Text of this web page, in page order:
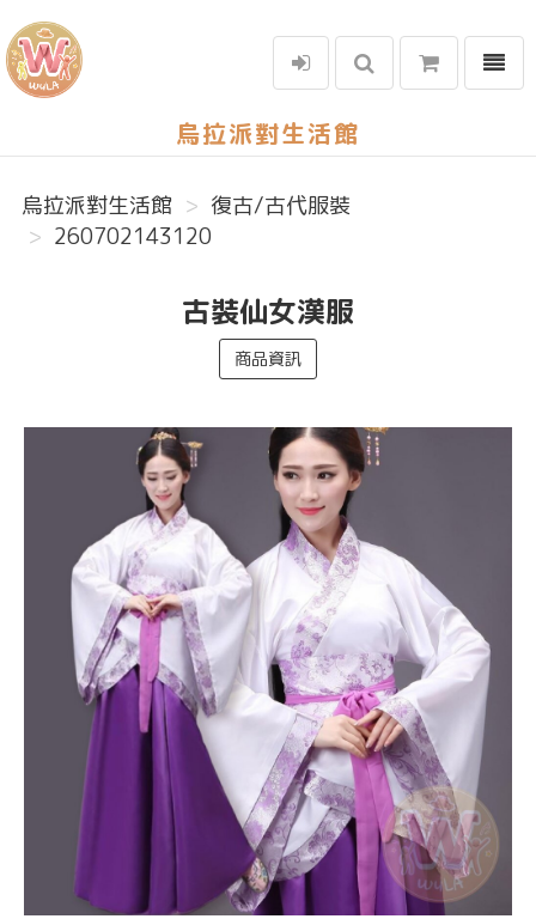
烏拉派對生活館
選單
烏拉派對生活館
復古/古代服裝
260702143120
古裝仙女漢服
商品資訊